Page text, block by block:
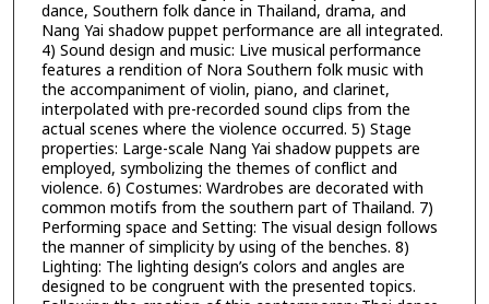
dance, Southern folk dance in Thailand, drama, and
Nang Yai shadow puppet performance are all integrated.
4) Sound design and music: Live musical performance
features a rendition of Nora Southern folk music with
the accompaniment of violin, piano, and clarinet,
interpolated with pre-recorded sound clips from the
actual scenes where the violence occurred. 5) Stage
properties: Large-scale Nang Yai shadow puppets are
employed, symbolizing the themes of conflict and
violence. 6) Costumes: Wardrobes are decorated with
common motifs from the southern part of Thailand. 7)
Performing space and Setting: The visual design follows
the manner of simplicity by using of the benches. 8)
Lighting: The lighting design’s colors and angles are
designed to be congruent with the presented topics.